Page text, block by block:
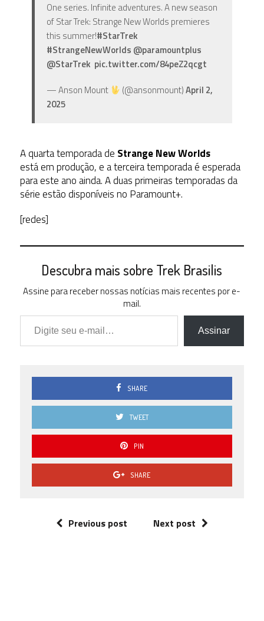
One series. Infinite adventures. A new season
of Star Trek: Strange New Worlds premieres
this summer!#StarTrek
#StrangeNewWorlds @paramountplus
@StarTrek pic.twitter.com/84peZ2qcgt
— Anson Mount
(@ansonmount)April 2,
2025
A quarta temporada de Strange New Worlds
está em produção, e a terceira temporada é esperada
para este ano ainda. A duas primeiras temporadas da
série estão disponíveis no Paramount+.
[redes]
Descubra mais sobre Trek Brasilis
Assine para receber nossas notícias mais recentes por e-
mail.
Digite seu e-mail…
Assinar
SHARE
TWEET
PIN
SHARE
Previous post Next post